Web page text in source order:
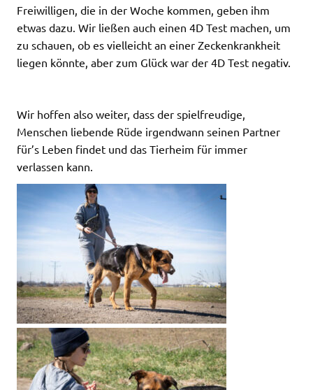
Freiwilligen, die in der Woche kommen, geben ihm
etwas dazu. Wir ließen auch einen 4D Test machen, um
zu schauen, ob es vielleicht an einer Zeckenkrankheit
liegen könnte, aber zum Glück war der 4D Test negativ.
Wir hoffen also weiter, dass der spielfreudige,
Menschen liebende Rüde irgendwann seinen Partner
für’s Leben findet und das Tierheim für immer
verlassen kann.